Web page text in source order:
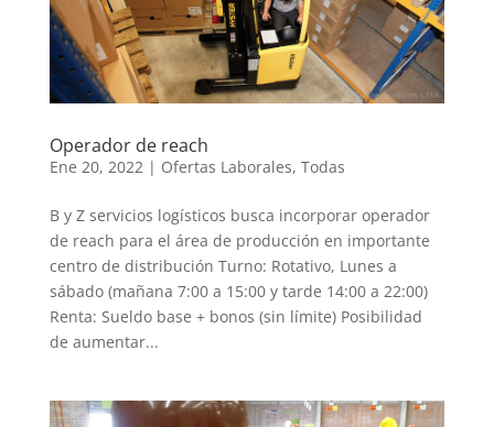
Operador de reach
Ene 20, 2022| Ofertas Laborales, Todas
B y Z servicios logísticos busca incorporar operador
de reach para el área de producción en importante
centro de distribución Turno: Rotativo, Lunes a
sábado (mañana 7:00 a 15:00 y tarde 14:00 a 22:00)
Renta: Sueldo base + bonos (sin límite) Posibilidad
de aumentar...